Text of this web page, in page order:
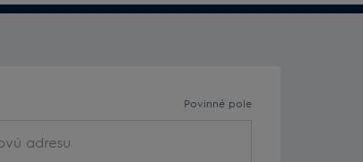
Povinné pole